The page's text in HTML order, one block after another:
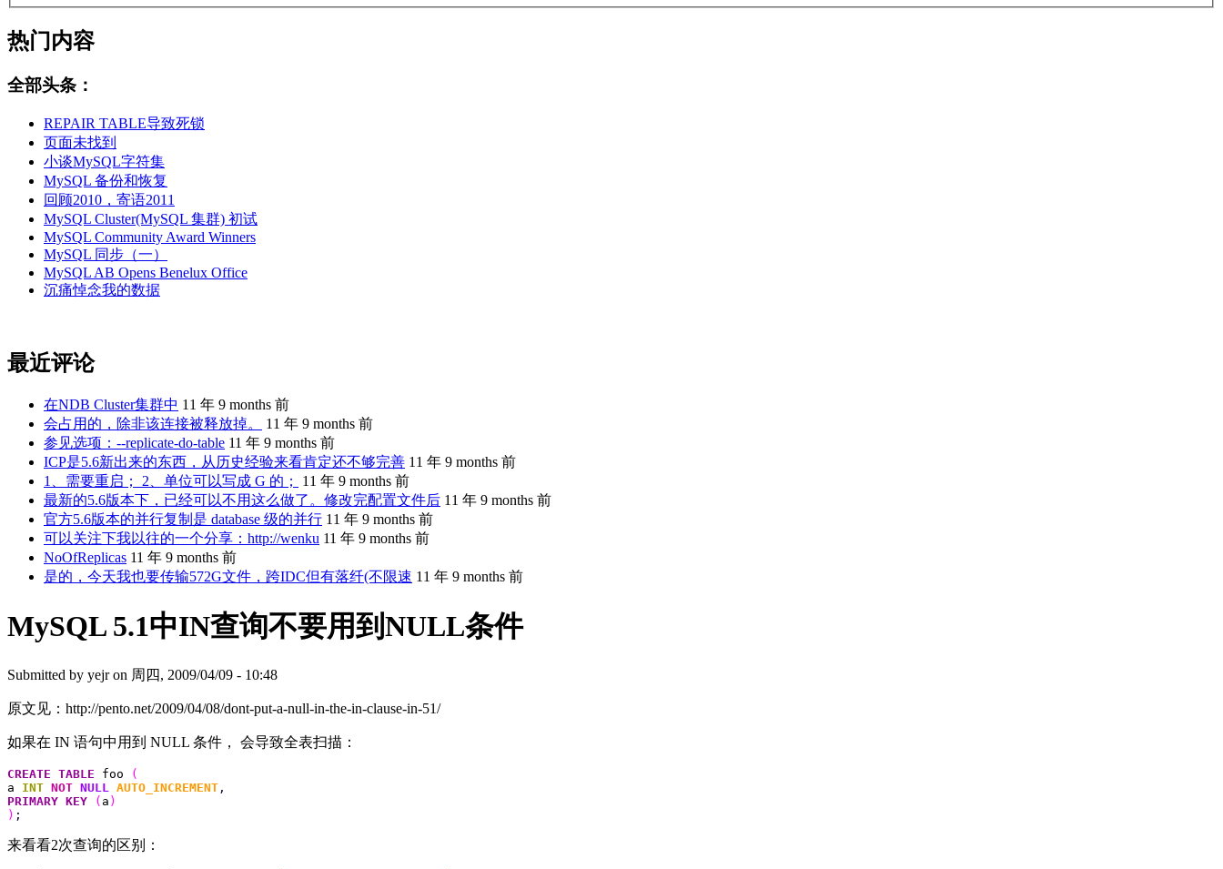
热门内容
全部头条：
REPAIR TABLE导致死锁
页面未找到
小谈MySQL字符集
MySQL 备份和恢复
回顾2010，寄语2011
MySQL Cluster(MySQL 集群) 初试
MySQL Community Award Winners
MySQL 同步（一）
MySQL AB Opens Benelux Office
沉痛悼念我的数据
最近评论
在NDB Cluster集群中 11 年 9 months 前
会占用的，除非该连接被释放掉。
11 年 9 months 前
参见选项：--replicate-do-table 11 年 9 months 前
ICP是5.6新出来的东西，从历史经验来看肯定还不够完善 11 年 9 months 前
1、需要重启； 2、单位可以写成 G 的；
11 年 9 months 前
最新的5.6版本下，已经可以不用这么做了。修改完配置文件后 11 年 9 months 前
官方5.6版本的并行复制是 database 级的并行 11 年 9 months 前
可以关注下我以往的一个分享：http://wenku 11 年 9 months 前
NoOfReplicas 11 年 9 months 前
是的，今天我也要传输572G文件，跨IDC但有落纤(不限速 11 年 9 months 前
MySQL 5.1中IN查询不要用到NULL条件
Submitted by yejron 周四, 2009/04/09 - 10:48
原文见：http://pento.net/2009/04/08/dont-put-a-null-in-the-in-clause-in-51/
如果在 IN 语句中用到 NULL 条件， 会导致全表扫描：
CREATE TABLE foo
(
a INT NOT NULL AUTO_INCREMENT ,
PRIMARY KEY
( a )
) ;
来看看2次查询的区别：